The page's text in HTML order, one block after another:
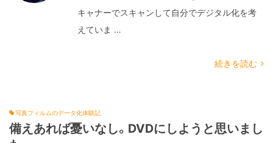
キャナーでスキャンして自分でデジタル化を考
えていま …
続きを読む
写真フィルムのデータ化体験記
備えあれば憂いなし。DVDにしようと思いまし